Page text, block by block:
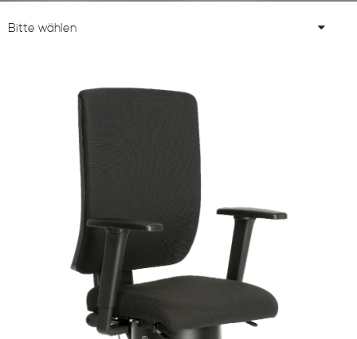
Bitte wählen